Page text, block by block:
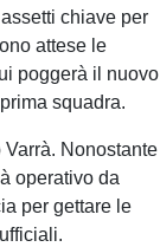
chiave per
attese le
poggerà il nuovo
squadra.
Varrà. Nonostante
operativo da
per gettare le